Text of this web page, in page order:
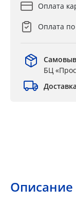
Оплата
Оплата по
БЦ
Описание